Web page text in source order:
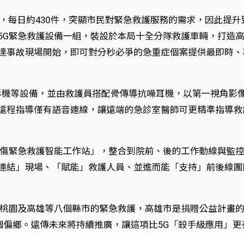
日約430件，突顯市民對緊急救護服務的需求，因此提升
急救護設備一組，裝設於本局十全分隊救護車輛，打造
故現場開始，即可對分秒必爭的急重症個案提供最即時
等設備，並由救護員搭配骨傳導抗噪耳機，以第一視角影
指導僅有語音連線，讓遠端的急診室醫師可更精準指導
緊急救護智能工作站」，整合到院前、後的工作動線與監
」現場、「賦能」救護人員、並進而能「支持」前後線
園及高雄等八個縣市的緊急救護，高雄市是捐贈公益計畫
鄉。遠傳未來將持續推廣，讓這項比5G「殺手級應用」更